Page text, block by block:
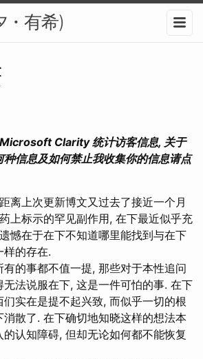
・有希)
Clarity 统计访客信息, 关于
种信息及如何禁止我收集你的信息请点
上次更新博文又过去了接近一个月
上标示的罕见副作用, 在下最近似乎充
憾在于在下不知道哪里能找到与在下
样的存在.
的事都不值一提, 那些对于本性追问
法说服在下, 这是一件可怕的事. 在下
实在是提不起兴致, 而似乎一切的根
散了. 在下确切地知晓这样的想法本
的认知障碍, 但却无论如何都不能恢复